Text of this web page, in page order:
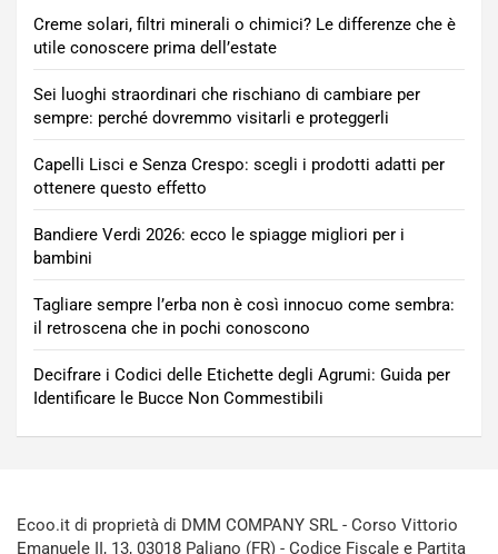
Creme solari, filtri minerali o chimici? Le differenze che è
utile conoscere prima dell’estate
Sei luoghi straordinari che rischiano di cambiare per
sempre: perché dovremmo visitarli e proteggerli
Capelli Lisci e Senza Crespo: scegli i prodotti adatti per
ottenere questo effetto
Bandiere Verdi 2026: ecco le spiagge migliori per i
bambini
Tagliare sempre l’erba non è così innocuo come sembra:
il retroscena che in pochi conoscono
Decifrare i Codici delle Etichette degli Agrumi: Guida per
Identificare le Bucce Non Commestibili
Ecoo.it di proprietà di DMM COMPANY SRL - Corso Vittorio
Emanuele II, 13, 03018 Paliano (FR) - Codice Fiscale e Partita